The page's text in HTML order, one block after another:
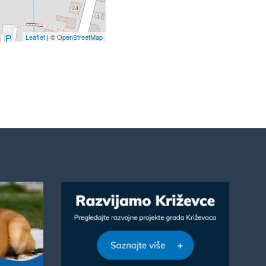
Leaflet| ©OpenStreetMap